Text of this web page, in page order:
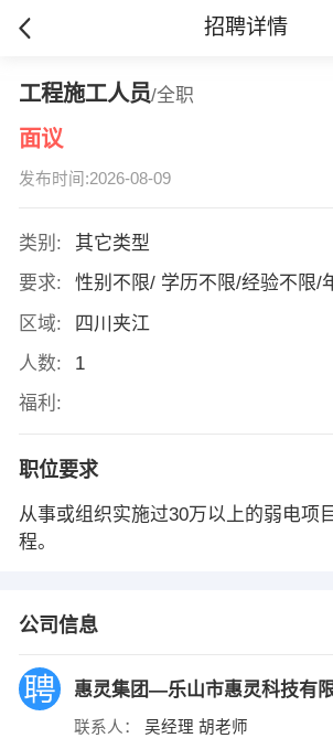
招聘详情
工程施工人员/全职
面议
发布时间:2026-08-09
类别:
其它类型
要求:
性别不限/ 学历不限/经验不限/
区域:
四川夹江
人数:
1
福利:
职位要求
从事或组织实施过30万以上的弱电项
程。
公司信息
惠灵集团—乐山市惠灵科技有
联系人： 吴经理 胡老师